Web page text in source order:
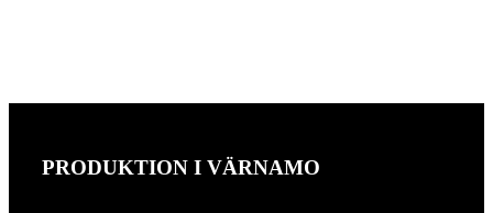
PRODUKTION I VÄRNAMO